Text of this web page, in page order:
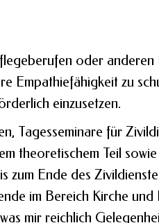
oder anderen
Empathiefähigkeit zu
einzusetzen.
Tagesseminare für
theoretischem Teil
zum Ende des
im Bereich Kirche
mir reichlich